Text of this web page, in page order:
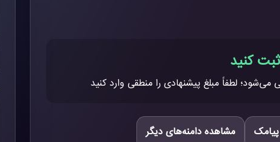
کنید
می‌شود؛ لطفاً مبلغ پیشنهادی را منطقی وارد کنید
پیامک مشاهده دامنه‌های دیگر